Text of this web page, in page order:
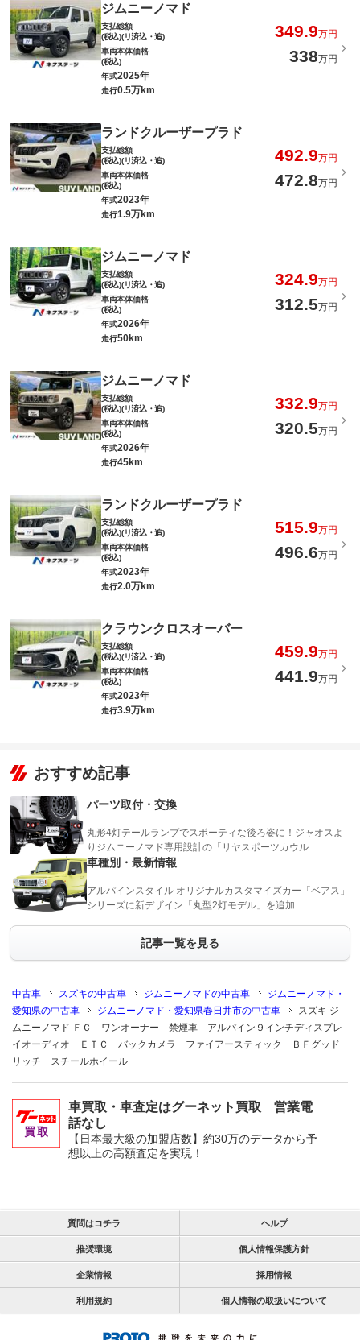
ジムニーノマド
支払総額
(税込)(リ済込・追)
349.9万円
車両本体価格
(税込)
338万円
年式2025年
走行0.5万km
ランドクルーザープラド
支払総額
(税込)(リ済込・追)
492.9万円
車両本体価格
(税込)
472.8万円
年式2023年
走行1.9万km
ジムニーノマド
支払総額
(税込)(リ済込・追)
324.9万円
車両本体価格
(税込)
312.5万円
年式2026年
走行50km
ジムニーノマド
支払総額
(税込)(リ済込・追)
332.9万円
車両本体価格
(税込)
320.5万円
年式2026年
走行45km
ランドクルーザープラド
支払総額
(税込)(リ済込・追)
515.9万円
車両本体価格
(税込)
496.6万円
年式2023年
走行2.0万km
クラウンクロスオーバー
支払総額
(税込)(リ済込・追)
459.9万円
車両本体価格
(税込)
441.9万円
年式2023年
走行3.9万km
おすすめ記事
パーツ取付・交換
丸形4灯テールランプでスポーティな後ろ姿に！ジャオスよ
りジムニーノマド専用設計の「リヤスポーツカウル…
車種別・最新情報
アルパインスタイル オリジナルカスタマイズカー「ベアス」
シリーズに新デザイン「丸型2灯モデル」を追加…
記事一覧を見る
中古車 スズキの中古車 ジムニーノマドの中古車
ジムニーノマド・
愛知県の中古車
ジムニーノマド・愛知県春日井市の中古車
スズキ ジ
ムニーノマド ＦＣ ワンオーナー 禁煙車 アルパイン９インチディスプレ
イオーディオ ＥＴＣ バックカメラ ファイアースティック ＢＦグッド
リッチ スチールホイール
車買取・車査定はグーネット買取 営業電
話なし
【日本最大級の加盟店数】約30万のデータから予
想以上の高額査定を実現！
質問はコチラ ヘルプ
推奨環境 個人情報保護方針
企業情報 採用情報
利用規約 個人情報の取扱いについて